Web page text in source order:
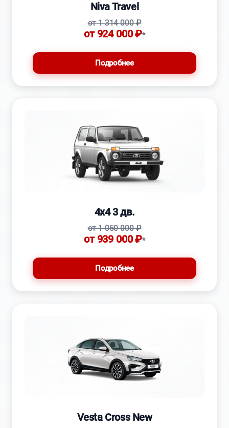
Niva Travel
от 1 314 000 ₽
от 924 000 ₽*
Подробнее
4x4 3 дв.
от 1 050 000 ₽
от 939 000 ₽*
Подробнее
Vesta Cross New